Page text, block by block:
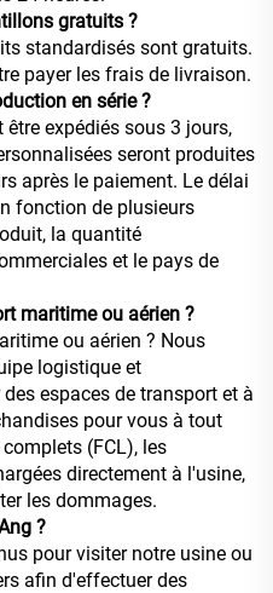
gratuits ?
standardisés sont gratuits.
payer les frais de livraison.
en série ?
expédiés sous 3 jours,
seront produites
après le paiement. Le délai
fonction de plusieurs
la quantité
et le pays de
maritime ou aérien ?
ou aérien ? Nous
logistique et
espaces de transport et à
pour vous à tout
(FCL), les
directement à l'usine,
les dommages.
?
pour visiter notre usine ou
afin d'effectuer des